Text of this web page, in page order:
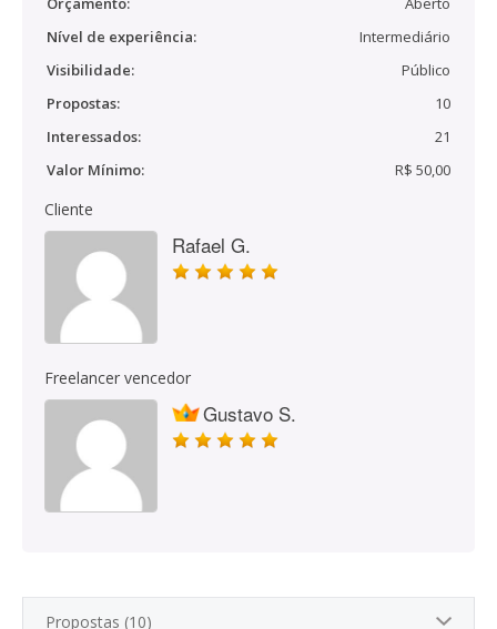
Nível de experiência:
Intermediário
Visibilidade:
Público
Propostas:
10
Interessados:
21
Valor Mínimo:
R$ 50,00
Cliente
Rafael G.
Freelancer vencedor
Gustavo S.
Propostas (10)